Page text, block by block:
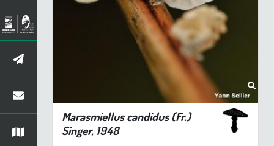
Marasmiellus candidus(Fr.)
Singer, 1948